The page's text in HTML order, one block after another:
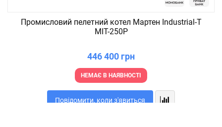
Промисловий пелетний котел Мартен Industrial-T
MIT-250P
446 400 грн
НЕМАЄ В НАЯВНОСТІ
Повідомити, коли з'явиться